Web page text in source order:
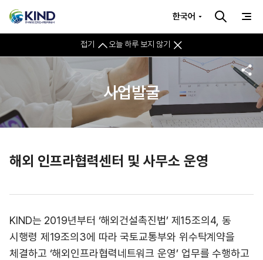
접기 오늘 하루 보지 않기
한국어
사업발굴
해외 인프라협력센터 및 사무소 운영
KIND는 2019년부터 ‘해외건설촉진법’ 제15조의4, 동
시행령 제19조의3에 따라 국토교통부와 위수탁계약을
체결하고 ‘해외인프라협력네트워크 운영’ 업무를 수행하고